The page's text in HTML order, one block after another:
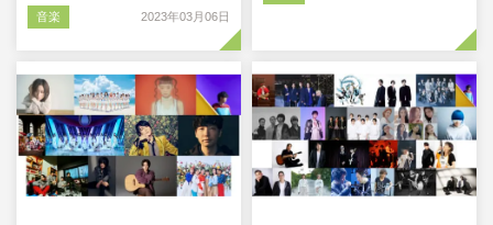
音楽 2023年03月06日